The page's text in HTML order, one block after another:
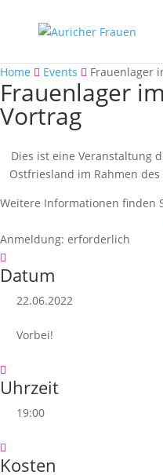
Home Events Frauenlager
Frauenlager
Vortrag
Dies ist eine Veranstaltung
Ostfriesland im Rahmen
Weitere Informationen finden
Anmeldung: erforderlich
Datum
22.06.2022
Vorbei!
Uhrzeit
19:00
Kosten